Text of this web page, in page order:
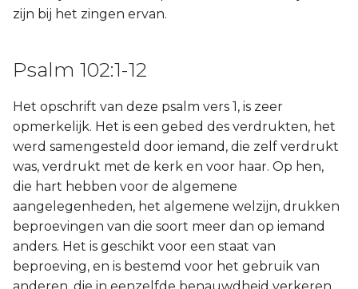
zijn bij het zingen ervan.
Psalm 102:1-12
Het opschrift van deze psalm vers 1, is zeer
opmerkelijk. Het is een gebed des verdrukten, het
werd samengesteld door iemand, die zelf verdrukt
was, verdrukt met de kerk en voor haar. Op hen,
die hart hebben voor de algemene
aangelegenheden, het algemene welzijn, drukken
beproevingen van die soort meer dan op iemand
anders. Het is geschikt voor een staat van
beproeving, en is bestemd voor het gebruik van